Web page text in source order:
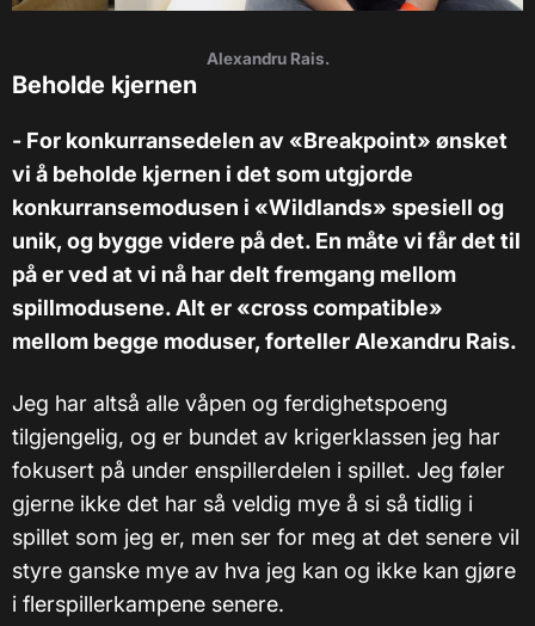
Alexandru Rais.
Beholde kjernen
- For konkurransedelen av «Breakpoint» ønsket
vi å beholde kjernen i det som utgjorde
konkurransemodusen i «Wildlands» spesiell og
unik, og bygge videre på det. En måte vi får det til
på er ved at vi nå har delt fremgang mellom
spillmodusene. Alt er «cross compatible»
mellom begge moduser, forteller Alexandru Rais.
Jeg har altså alle våpen og ferdighetspoeng
tilgjengelig, og er bundet av krigerklassen jeg har
fokusert på under enspillerdelen i spillet. Jeg føler
gjerne ikke det har så veldig mye å si så tidlig i
spillet som jeg er, men ser for meg at det senere vil
styre ganske mye av hva jeg kan og ikke kan gjøre
i flerspillerkampene senere.